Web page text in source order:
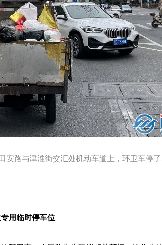
安路与津淮街交汇处机动车道上，环卫车停
用临时停车位